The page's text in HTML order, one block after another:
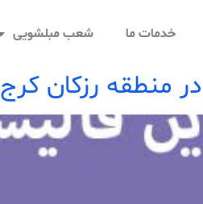
خدمات ما شعب مبلشویی
منطقه رزکان کرج